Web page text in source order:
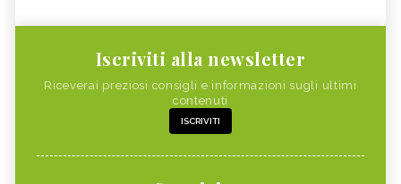
Iscriviti alla newsletter
Riceverai preziosi consigli e informazioni sugli ultimi
contenuti
ISCRIVITI